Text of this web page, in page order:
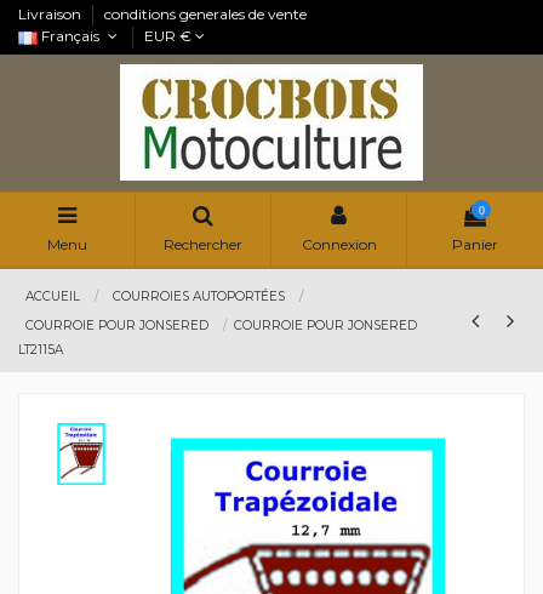
Livraison
conditions generales de vente
Français
EUR €
Menu Rechercher Connexion
0
Panier
ACCUEIL
COURROIES AUTOPORTÉES
COURROIE POUR JONSERED
COURROIE POUR JONSERED
LT2115A